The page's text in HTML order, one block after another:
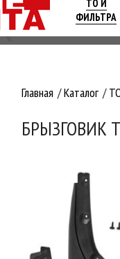
ТО И
ФИЛЬТРА
Главная Каталог
БРЫЗГОВИК